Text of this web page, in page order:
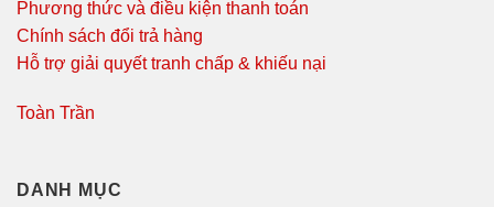
Phương thức và điều kiện thanh toán
Chính sách đổi trả hàng
Hỗ trợ giải quyết tranh chấp & khiếu nại
Toàn Trần
DANH MỤC